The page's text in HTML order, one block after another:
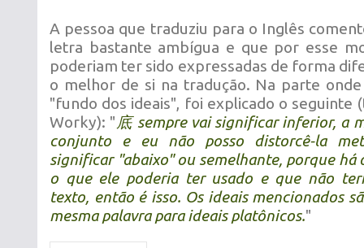
A pessoa que traduziu para o Inglês
letra bastante ambígua e que por esse
poderiam ter sido expressadas de forma
o melhor de si na tradução. Na parte
"fundo dos ideais", foi explicado o seguinte
Worky): "底 sempre vai significar inferior, a
conjunto e eu não posso distorcê-la
significar "abaixo" ou semelhante, porque há
o que ele poderia ter usado e que não
texto, então é isso. Os ideais mencionados
mesma palavra para ideais platônicos."